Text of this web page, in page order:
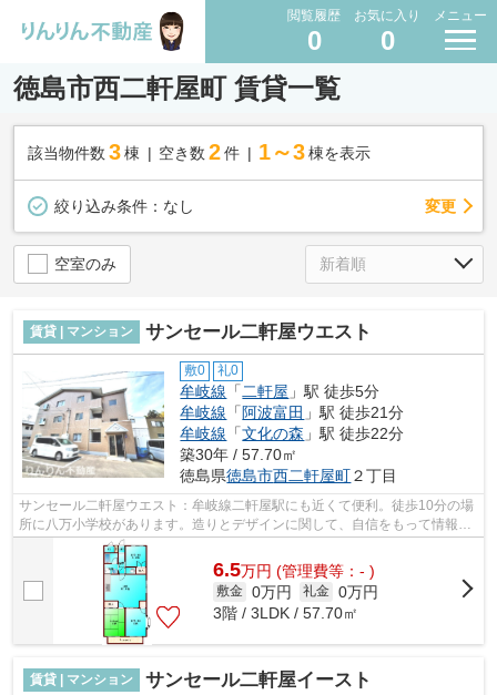
閲覧履歴
0
お気に入り
0
メニュー
徳島市西二軒屋町 賃貸一覧
該当物件数 3棟 空き数 2 件 1～3 棟を表示
絞り込み条件： なし 変更
空室のみ
賃貸 | マンション サンセール二軒屋ウエスト
敷0 礼0
牟岐線 「二軒屋 」駅 徒歩5分
牟岐線 「 阿波富田 」駅 徒歩21分
牟岐線 「文化の森 」駅 徒歩22分
築30年 / 57.70㎡
徳島県徳島市西二軒屋町２丁目
サンセール二軒屋ウエスト：牟岐線二軒屋駅にも近くて便利。徒歩10分の場
所に八万小学校があります。造りとデザインに関して、自信をもって情報を
提供できるマンションです。共用部に...
6.5万円 (管理費等：- )
敷金 0万円 礼金 0万円
3階 / 3LDK / 57.70㎡
賃貸 | マンション サンセール二軒屋イースト